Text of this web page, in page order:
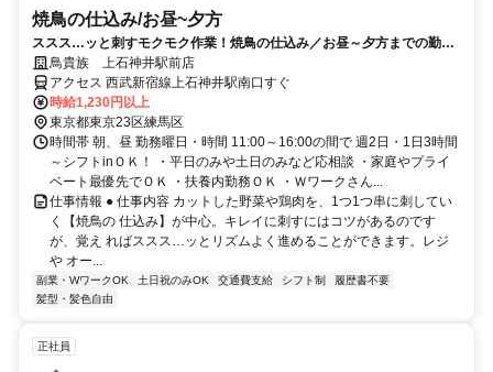
焼鳥の仕込み/お昼~夕方
ススス…ッと刺すモクモク作業！焼鳥の仕込み／お昼～夕方までの勤務
で家庭と両立◎
鳥貴族 上石神井駅前店
アクセス 西武新宿線上石神井駅南口すぐ
時給1,230円以上
東京都東京23区練馬区
時間帯 朝、昼 勤務曜日・時間 11:00～16:00の間で 週2日・1日3時間
～シフトinＯＫ！ ・平日のみや土日のみなど応相談 ・家庭やプライ
ベート最優先でＯＫ ・扶養内勤務ＯＫ ・Ｗワークさん...
仕事情報 ● 仕事内容 カットした野菜や鶏肉を、1つ1つ串に刺してい
く【焼鳥の 仕込み】が中心。キレイに刺すにはコツがあるのです
が、覚え ればススス…ッとリズムよく進めることができます。レジ
や オー...
副業・WワークOK 土日祝のみOK 交通費支給 シフト制
履歴書不要
髪型・髪色自由
正社員